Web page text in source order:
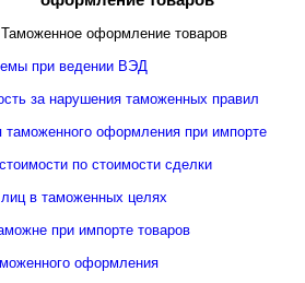
оформление товаров
при ведении ВЭД
за нарушения таможенных правил
оформления при импорте
по стоимости сделки
в таможенных целях
при импорте товаров
оформления